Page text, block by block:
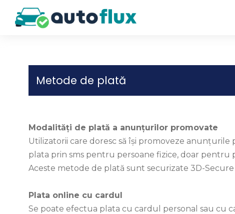
Metode de plată
Modalități de plată a anunțurilor promovate
Utilizatorii care doresc să își promoveze
plata prin sms pentru persoane fizice, doar pentru
Aceste metode de plată sunt securizate 3D-
Plata online cu cardul
Se poate efectua plata cu cardul personal sau cu